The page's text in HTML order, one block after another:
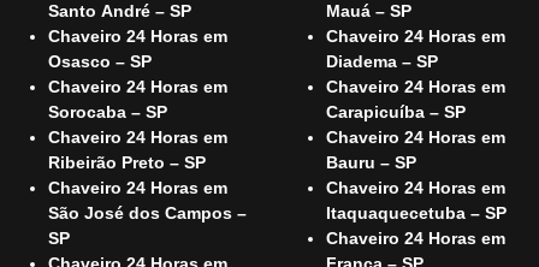
Santo André – SP
Chaveiro 24 Horas em
Osasco – SP
Chaveiro 24 Horas em
Sorocaba – SP
Chaveiro 24 Horas em
Ribeirão Preto – SP
Chaveiro 24 Horas em
São José dos Campos –
SP
Mauá – SP
Chaveiro 24 Horas em
Diadema – SP
Chaveiro 24 Horas em
Carapicuíba – SP
Chaveiro 24 Horas em
Bauru – SP
Chaveiro 24 Horas em
Itaquaquecetuba – SP
Chaveiro 24 Horas em